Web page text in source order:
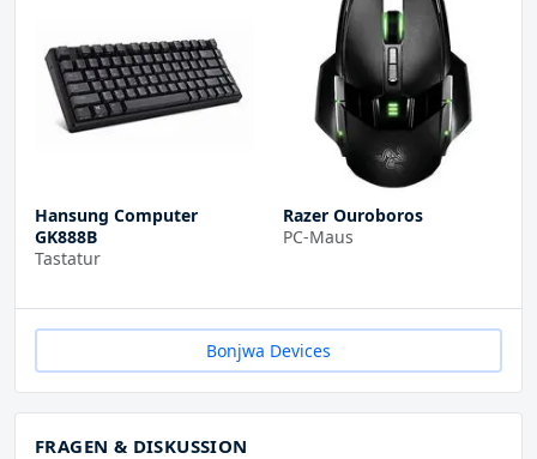
Hansung Computer
GK888B
Tastatur
Razer Ouroboros
PC-Maus
Bonjwa Devices
FRAGEN & DISKUSSION